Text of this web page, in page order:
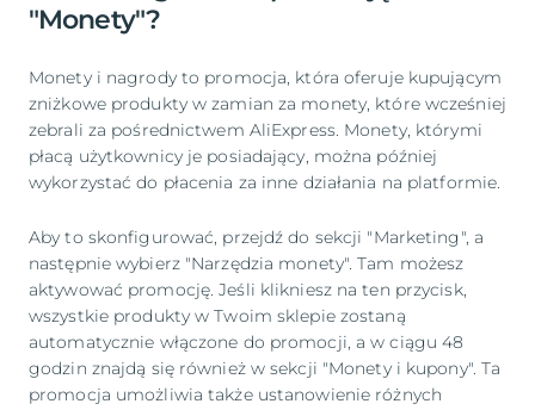
"Monety"?
Monety i nagrody to promocja, która oferuje kupującym
zniżkowe produkty w zamian za monety, które wcześniej
zebrali za pośrednictwem AliExpress. Monety, którymi
płacą użytkownicy je posiadający, można później
wykorzystać do płacenia za inne działania na platformie.
Aby to skonfigurować, przejdź do sekcji "Marketing", a
następnie wybierz "Narzędzia monety". Tam możesz
aktywować promocję. Jeśli klikniesz na ten przycisk,
wszystkie produkty w Twoim sklepie zostaną
automatycznie włączone do promocji, a w ciągu 48
godzin znajdą się również w sekcji "Monety i kupony". Ta
promocja umożliwia także ustanowienie różnych